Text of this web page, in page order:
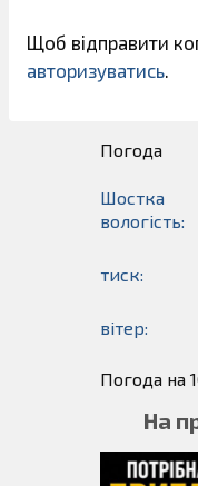
Щоб відправити
авторизуватись.
Погода
Шостка
вологість:
тиск:
вітер:
Погода на
На